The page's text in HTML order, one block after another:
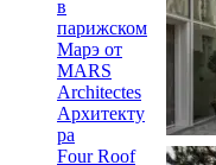
в
парижском
Марэ от
MARS
Architectes
Архитекту
ра
Four Roof